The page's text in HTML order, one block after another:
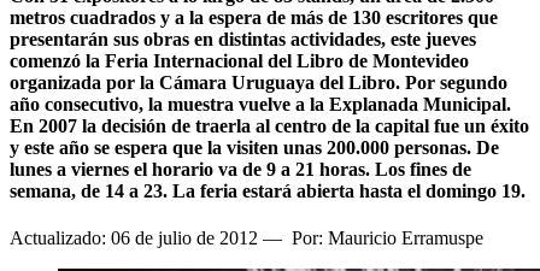
metros cuadrados y a la espera de más de 130 escritores que
presentarán sus obras en distintas actividades, este jueves
comenzó la Feria Internacional del Libro de Montevideo
organizada por la Cámara Uruguaya del Libro. Por segundo
año consecutivo, la muestra vuelve a la Explanada Municipal.
En 2007 la decisión de traerla al centro de la capital fue un éxito
y este año se espera que la visiten unas 200.000 personas. De
lunes a viernes el horario va de 9 a 21 horas. Los fines de
semana, de 14 a 23. La feria estará abierta hasta el domingo 19.
Actualizado: 06 de julio de 2012 — Por: Mauricio Erramuspe